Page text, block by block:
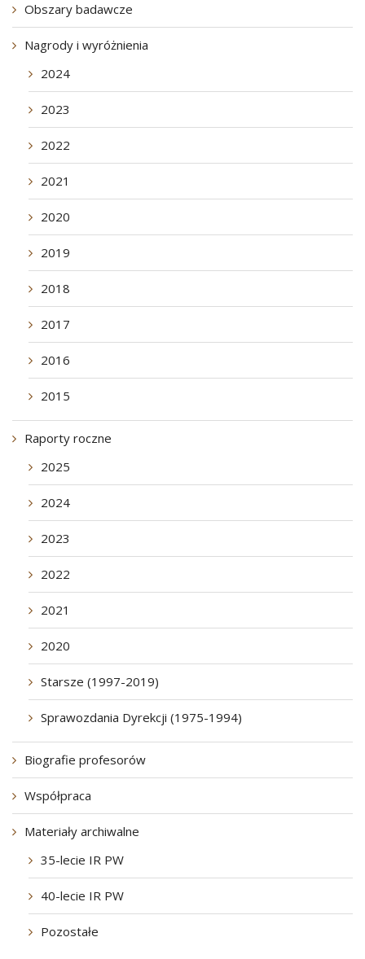
Obszary badawcze
Nagrody i wyróżnienia
2024
2023
2022
2021
2020
2019
2018
2017
2016
2015
Raporty roczne
2025
2024
2023
2022
2021
2020
Starsze (1997-2019)
Sprawozdania Dyrekcji (1975-1994)
Biografie profesorów
Współpraca
Materiały archiwalne
35-lecie IR PW
40-lecie IR PW
Pozostałe